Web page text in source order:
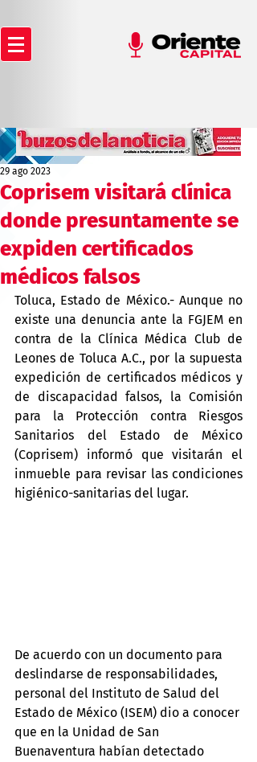
Coprisem visitará clínica
donde presuntamente se
expiden certificados
médicos falsos
29 ago 2023
Toluca, Estado de México.- Aunque no
existe una denuncia ante la FGJEM en
contra de la Clínica Médica Club de
Leones de Toluca A.C., por la supuesta
expedición de certificados médicos y
de discapacidad falsos, la Comisión
para la Protección contra Riesgos
Sanitarios del Estado de México
(Coprisem) informó que visitarán el
inmueble para revisar las condiciones
higiénico-sanitarias del lugar.
De acuerdo con un documento para
deslindarse de responsabilidades,
personal del Instituto de Salud del
Estado de México (ISEM) dio a conocer
que en la Unidad de San
Buenaventura habían detectado